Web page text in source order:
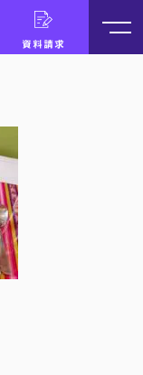
資料請求